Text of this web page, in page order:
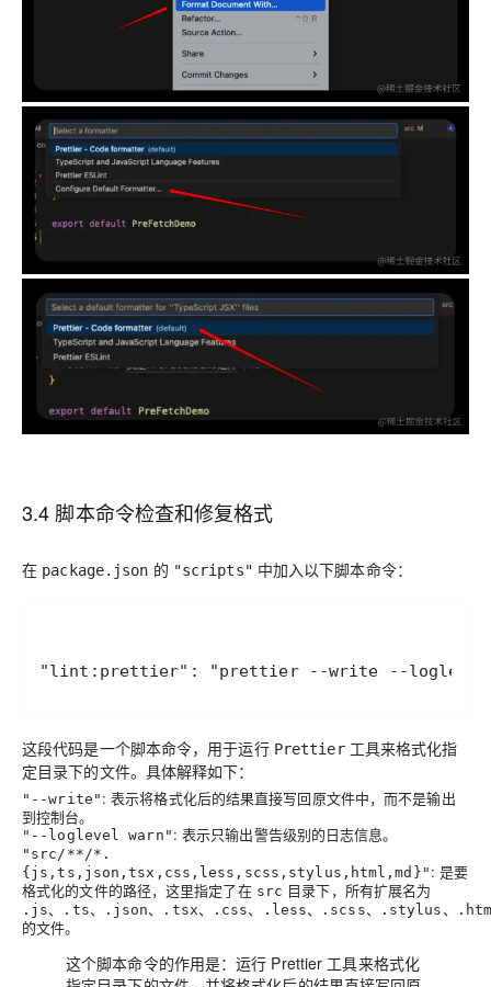
3.4 脚本命令检查和修复格式
在 package.json 的 "scripts" 中加入以下脚本命令：
"lint:prettier": "prettier --write --loglevel
这段代码是一个脚本命令，用于运行 Prettier工具来格式化指
定目录下的文件。具体解释如下：
"--write" : 表示将格式化后的结果直接写回原文件中，而不是输出
到控制台。
"--loglevel warn" : 表示只输出警告级别的日志信息。
"src/**/*.
{js,ts,json,tsx,css,less,scss,stylus,html,md}" : 是要
格式化的文件的路径，这里指定了在 src 目录下，所有扩展名为
.js、 .ts、 .json、 .tsx、 .css、 .less、 .scss、 .stylus 、
的文件。
这个脚本命令的作用是：运行 Prettier 工具来格式化